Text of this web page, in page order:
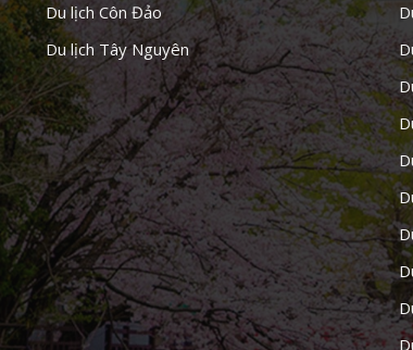
Du lịch Côn Đảo
Du lịch Tây Nguyên